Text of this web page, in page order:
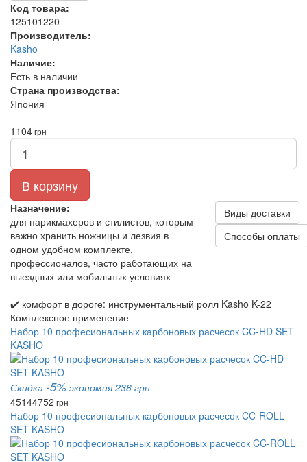
Код товара:
125101220
Производитель:
Kasho
Наличие:
Есть в наличии
Страна производства:
Япония
1104грн
В корзину
Назначение:
для парикмахеров и стилистов, которым
важно хранить ножницы и лезвия в
одном удобном комплекте,
профессионалов, часто работающих на
выездных или мобильных условиях
Виды доставки
Способы оплаты
✔️ комфорт в дороге: инструментальный ролл Kasho K-22
Комплексное применение
Набор 10 професиональных карбоновых расчесок CC-HD SET
KASHO
Скидка -5% экономия 238 грн
45144752 грн
Набор 10 професиональных карбоновых расчесок CC-ROLL
SET KASHO